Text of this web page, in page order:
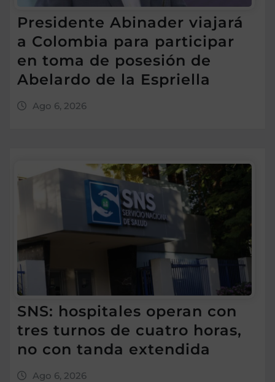
Presidente Abinader viajará
a Colombia para participar
en toma de posesión de
Abelardo de la Espriella
Ago 6, 2026
SNS: hospitales operan con
tres turnos de cuatro horas,
no con tanda extendida
Ago 6, 2026